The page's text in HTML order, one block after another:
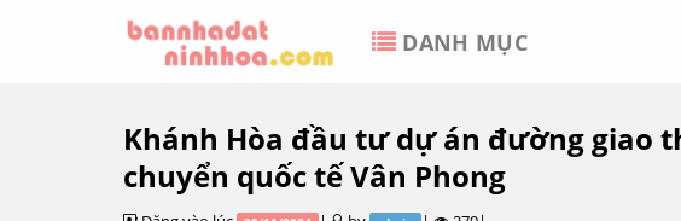
DANH MỤC
Khánh Hòa đầu tư dự án đường giao
chuyển quốc tế Vân Phong